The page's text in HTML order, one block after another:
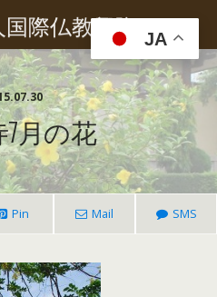
公益財団法人国際仏教興隆協会
月の花
Pin Mail SMS
JA